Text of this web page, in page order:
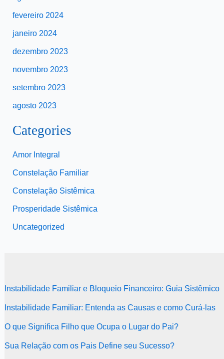
fevereiro 2024
janeiro 2024
dezembro 2023
novembro 2023
setembro 2023
agosto 2023
Categories
Amor Integral
Constelação Familiar
Constelação Sistêmica
Prosperidade Sistêmica
Uncategorized
Instabilidade Familiar e Bloqueio Financeiro: Guia Sistêmico
Instabilidade Familiar: Entenda as Causas e como Curá-las
O que Significa Filho que Ocupa o Lugar do Pai?
Sua Relação com os Pais Define seu Sucesso?